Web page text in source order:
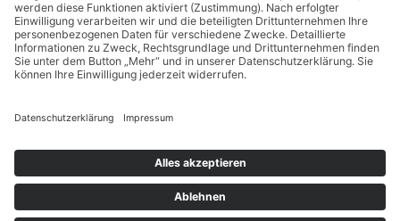
Heilbronn,74080DeutschlandGoogle Karte anzeigen
Chess960 2 / 7 Blitz am Freitag 3 / 7
© SV23 Böckingen
Schachverein, 2018-
Impressum
Datenschutzerklärung